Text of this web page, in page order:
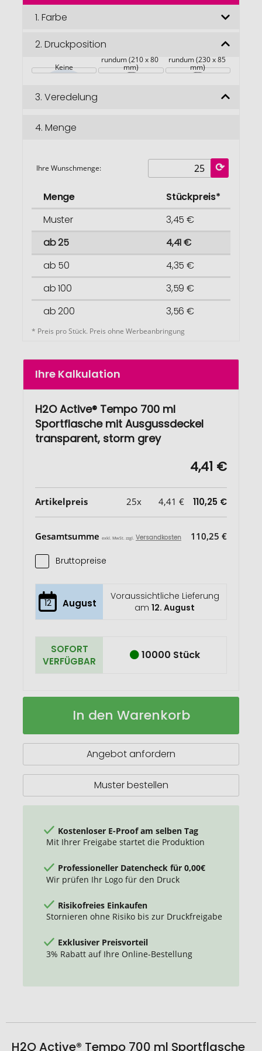
Bildgalerie
1. Farbe
2. Druckposition
Keine
rundum (210 x 80
mm)
rundum (230 x 85
mm)
3. Veredelung
4. Menge
Ihre Wunschmenge:
Menge
Stückpreis*
Muster
3,45 €
ab 25
4,41 €
ab 50
4,35 €
ab 100
3,59 €
ab 200
3,56 €
* Preis pro Stück. Preis ohne Werbeanbringung
Ihre Kalkulation
H2O Active® Tempo 700 ml
Sportflasche mit Ausgussdeckel
transparent, storm grey
4,41 €
Artikelpreis 25x 4,41 € 110,25 €
Gesamtsumme exkl. MwSt. zzgl. Versandkosten 110,25 €
Bruttopreise
12 August
Voraussichtliche Lieferung
am12. August
SOFORT
VERFÜGBAR
10000 Stück
H2O
700
mit
Auf
In den Warenkorb
Angebot anfordern
Muster bestellen
Kostenloser E-Proof am selben Tag
Mit Ihrer Freigabe startet die Produktion
Professioneller Datencheck für 0,00€
Wir prüfen Ihr Logo für den Druck
Risikofreies Einkaufen
Stornieren ohne Risiko bis zur Druckfreigabe
Exklusiver Preisvorteil
3% Rabatt auf Ihre Online-Bestellung
H2O Active® Tempo 700 ml Sportflasche